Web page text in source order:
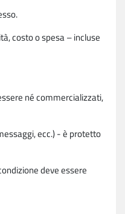
costo o spesa – incluse
né commercializzati,
ecc.) - è protetto
deve essere